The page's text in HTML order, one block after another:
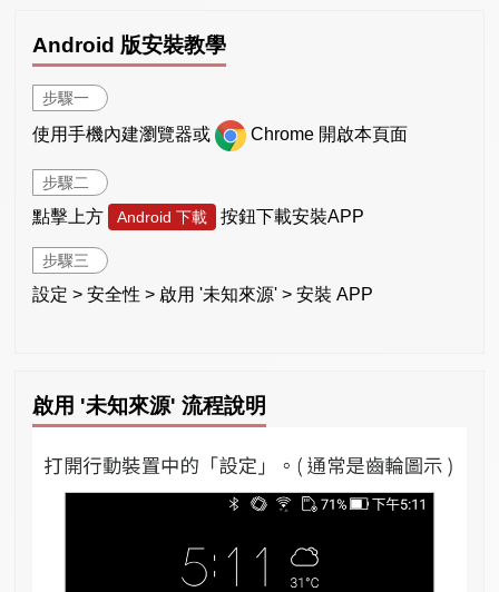
Android 版安裝教學
步驟一
使用手機內建瀏覽器或 Chrome 開啟本頁面
步驟二
點擊上方 Android 下載 按鈕下載安裝APP
步驟三
設定 > 安全性 > 啟用 '未知來源' > 安裝 APP
啟用 '未知來源' 流程說明